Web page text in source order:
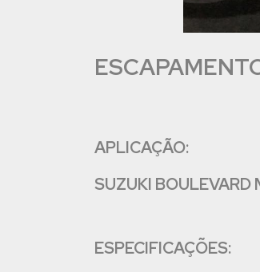
APLICAÇÃO:
SUZUKI BOULEVARD
ESPECIFICAÇÕES: